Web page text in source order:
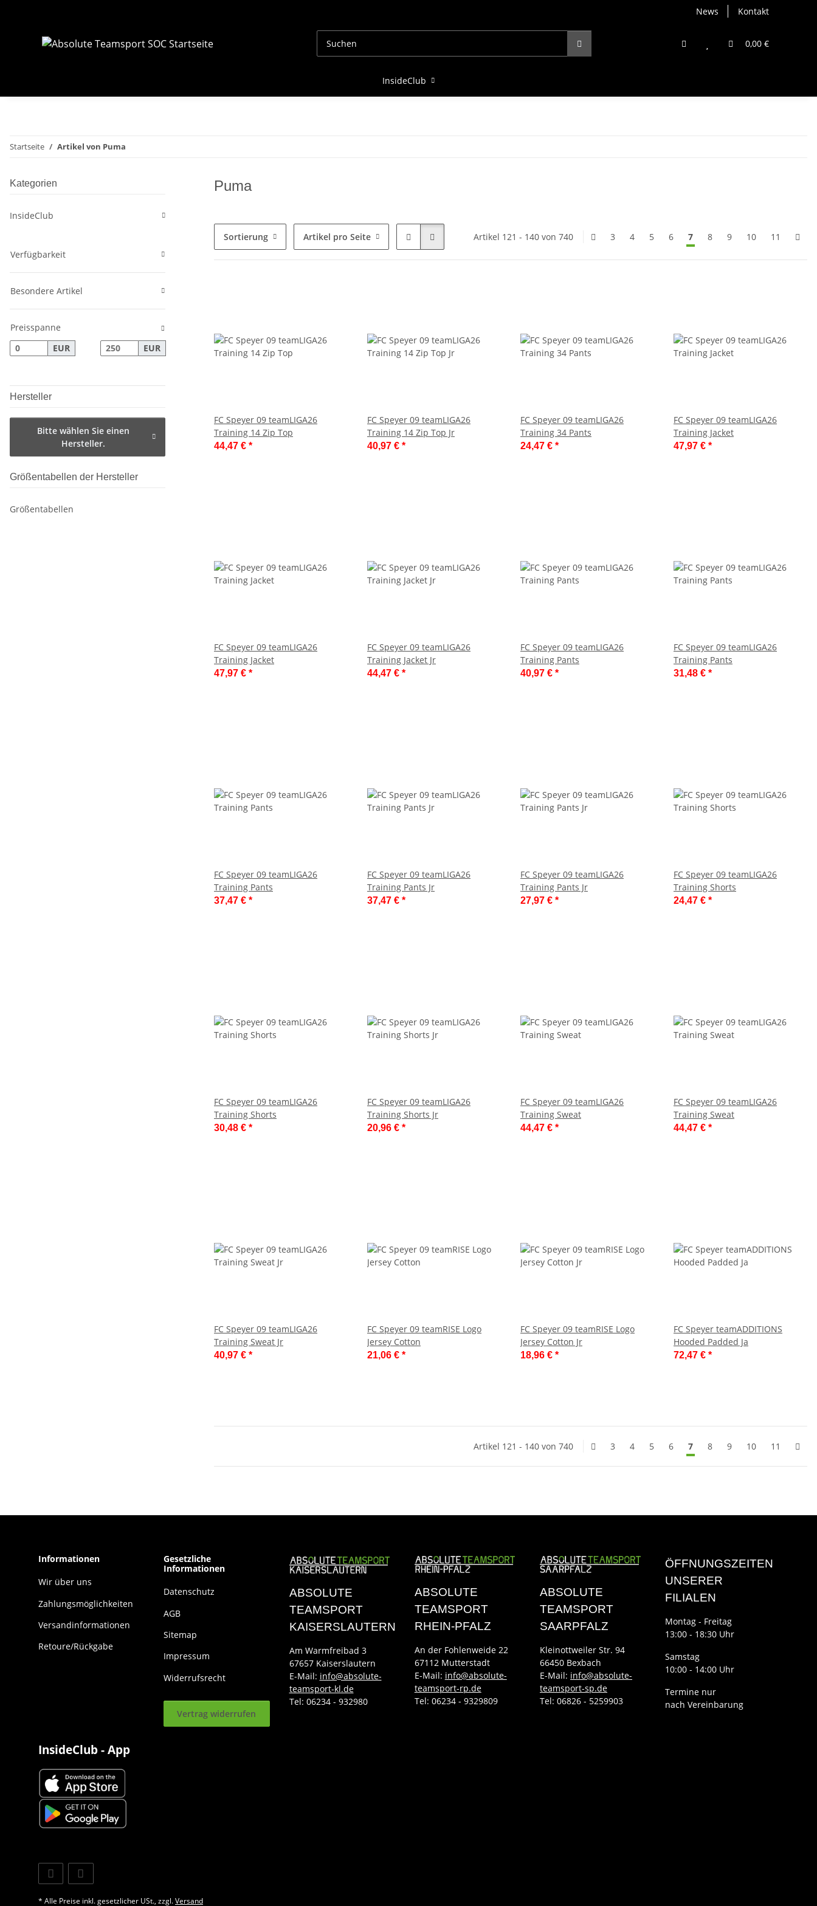
News Kontakt
0,00 €
InsideClub
Startseite Artikel von Puma
Puma
Sortierung Artikel pro Seite Artikel 121 - 140 von 740 3 4 5 6 7 8 9 10 11
FC Speyer 09 teamLIGA26
Training 14 Zip Top
44,47 € *
FC Speyer 09 teamLIGA26
Training 14 Zip Top Jr
40,97 € *
FC Speyer 09 teamLIGA26
Training 34 Pants
24,47 € *
FC Speyer 09 teamLIGA26
Training Jacket
47,97 € *
FC Speyer 09 teamLIGA26
Training Jacket
47,97 € *
FC Speyer 09 teamLIGA26
Training Jacket Jr
44,47 € *
FC Speyer 09 teamLIGA26
Training Pants
40,97 € *
FC Speyer 09 teamLIGA26
Training Pants
31,48 € *
FC Speyer 09 teamLIGA26
Training Pants
37,47 € *
FC Speyer 09 teamLIGA26
Training Pants Jr
37,47 € *
FC Speyer 09 teamLIGA26
Training Pants Jr
27,97 € *
FC Speyer 09 teamLIGA26
Training Shorts
24,47 € *
FC Speyer 09 teamLIGA26
Training Shorts
30,48 € *
FC Speyer 09 teamLIGA26
Training Shorts Jr
20,96 € *
FC Speyer 09 teamLIGA26
Training Sweat
44,47 € *
FC Speyer 09 teamLIGA26
Training Sweat
44,47 € *
FC Speyer 09 teamLIGA26
Training Sweat Jr
40,97 € *
FC Speyer 09 teamRISE Logo
Jersey Cotton
21,06 € *
FC Speyer 09 teamRISE Logo
Jersey Cotton Jr
18,96 € *
FC Speyer teamADDITIONS
Hooded Padded Ja
72,47 € *
Artikel 121 - 140 von 740 3 4 5 6 7 8 9 10 11
Kategorien
InsideClub
Verfügbarkeit
Besondere Artikel
Preisspanne
EUR
EUR
Hersteller
Bitte wählen Sie einen
Hersteller.
Größentabellen der Hersteller
Größentabellen
Informationen
Wir über uns
Zahlungsmöglichkeiten
Versandinformationen
Retoure/Rückgabe
Gesetzliche
Informationen
Datenschutz
AGB
Sitemap
Impressum
Widerrufsrecht
Vertrag widerrufen
ABSOLUTE
TEAMSPORT
KAISERSLAUTERN
Am Warmfreibad 3
67657 Kaiserslautern
E-Mail: info@absolute-
teamsport-kl.de
Tel: 06234 - 932980
ABSOLUTE
TEAMSPORT
RHEIN-PFALZ
An der Fohlenweide 22
67112 Mutterstadt
E-Mail: info@absolute-
teamsport-rp.de
Tel: 06234 - 9329809
ABSOLUTE
TEAMSPORT
SAARPFALZ
Kleinottweiler Str. 94
66450 Bexbach
E-Mail: info@absolute-
teamsport-sp.de
Tel: 06826 - 5259903
ÖFFNUNGSZEITEN
UNSERER
FILIALEN
Montag - Freitag
13:00 - 18:30 Uhr
Samstag
10:00 - 14:00 Uhr
Termine nur
nach Vereinbarung
InsideClub - App
* Alle Preise inkl. gesetzlicher USt., zzgl.Versand